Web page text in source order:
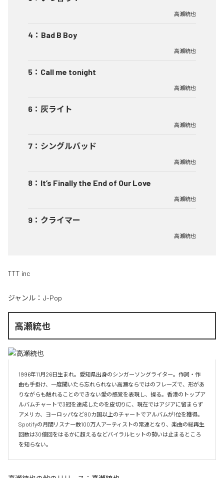
高瀬統也
4 ： Bad B Boy
高瀬統也
5 ： Call me tonight
高瀬統也
6 ： 灰ライト
高瀬統也
7 ： シングルバッド
高瀬統也
8 ： It’s Finally the End of Our Love
高瀬統也
9 ： クライマー
高瀬統也
TTT inc
ジャンル： J-Pop
高瀬統也
1996年11月26日生まれ。愛知県出身のシンガーソングライター。作詞・作
曲も手掛け、一度聞いたら忘れられない高瀬ならではのフレーズで、形があ
りながらも触れることのできない愛の感覚を表現し、操る。香港のトップア
ルバムチャートで3冠を達成したのを皮切りに、現在ではアジアに留まらず
アメリカ、ヨーロッパなど80カ国以上のチャートでアルバムが1位を獲得。
Spotifyの月間リスナー数100万人アーティストの常連となり、楽曲の総再生
回数は30億回をはるかに超えるなどバイラルヒットの勢いは止まるところ
を知らない。